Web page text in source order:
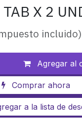
X 2
incluido)
Agregar al
Comprar ahora
a la lista de